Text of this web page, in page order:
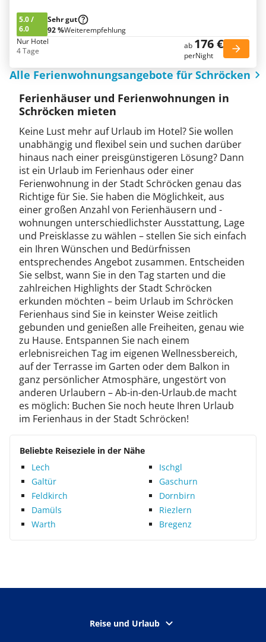
5.0/
6.0
Sehr gut
92 %Weiterempfehlung
Nur Hotel
4 Tage
ab 176 €
perNight
Alle Ferienwohnungsangebote für Schröcken
Ferienhäuser und Ferienwohnungen in
Schröcken mieten
Keine Lust mehr auf Urlaub im Hotel? Sie wollen
unabhängig und flexibel sein und suchen darüber
hinaus nach einer preisgünstigeren Lösung? Dann
ist ein Urlaub im Ferienhaus oder einer
Ferienwohnung in der Stadt Schröcken genau das
Richtige für Sie. Sie haben die Möglichkeit, aus
einer großen Anzahl von Ferienhäusern und -
wohnungen unterschiedlichster Ausstattung, Lage
und Preisklasse zu wählen – stellen Sie sich einfach
ein Ihren Wünschen und Bedürfnissen
entsprechendes Angebot zusammen. Entscheiden
Sie selbst, wann Sie in den Tag starten und die
zahlreichen Highlights der Stadt Schröcken
erkunden möchten – beim Urlaub im Schröcken
Ferienhaus sind Sie in keinster Weise zeitlich
gebunden und genießen alle Freiheiten, genau wie
zu Hause. Entspannen Sie nach einem
erlebnisreichen Tag im eigenen Wellnessbereich,
auf der Terrasse im Garten oder dem Balkon in
ganz persönlicher Atmosphäre, ungestört von
anderen Urlaubern – Ab-in-den-Urlaub.de macht
es möglich: Buchen Sie noch heute Ihren Urlaub
im Ferienhaus in der Stadt Schröcken!
Beliebte Reiseziele in der Nähe
Lech
Ischgl
Galtür
Gaschurn
Feldkirch
Dornbirn
Damüls
Riezlern
Warth
Bregenz
Reise und Urlaub